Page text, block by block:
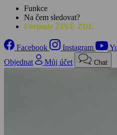
Funkce
Na čem sledovat?
Formule ŽIVĚ ZDE
Facebook Instagram
Objednat
Můj účet Chat